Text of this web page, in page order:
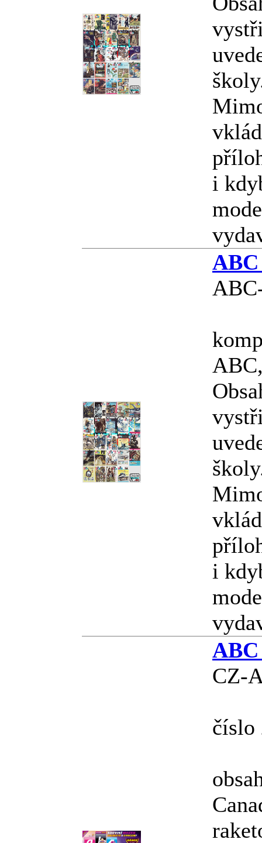
i
ABC
i
CZ-
číslo